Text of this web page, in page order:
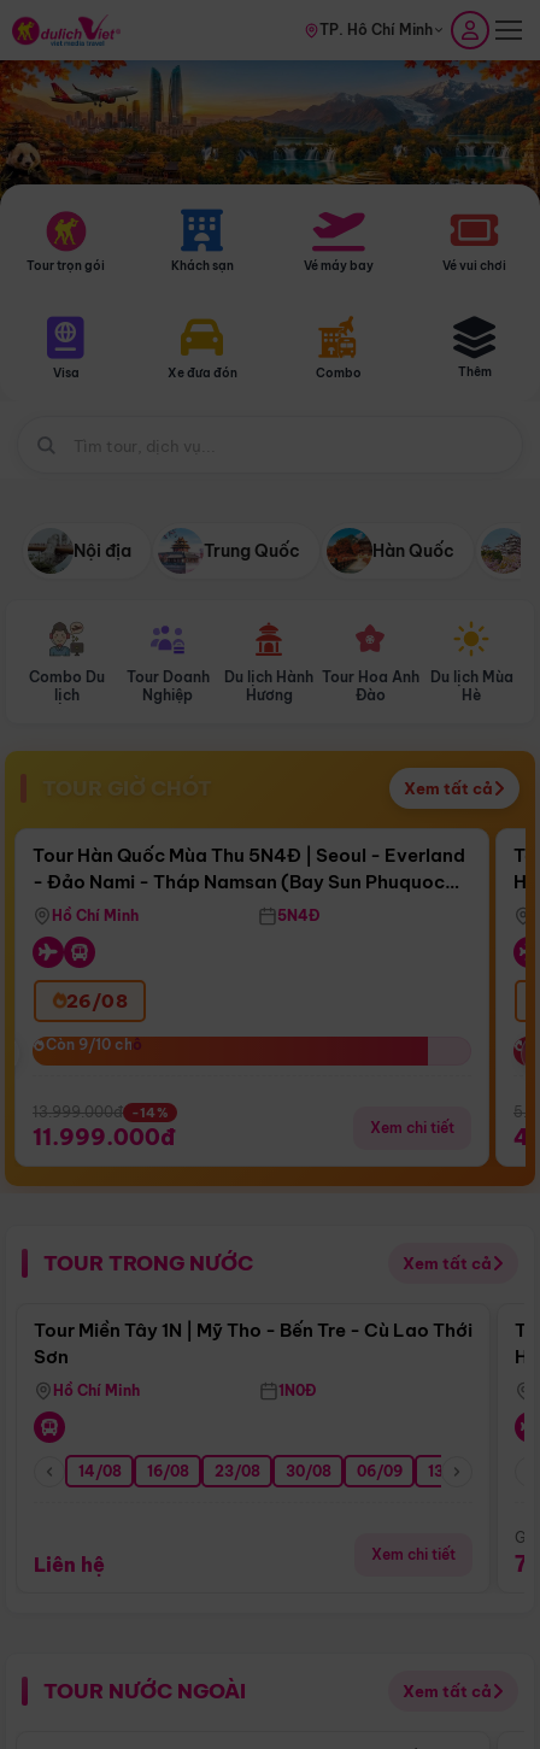
TP. Hồ Chí Minh
Tour trọn gói Khách sạn Vé máy bay Vé vui chơi
Visa Xe đưa đón Combo Thêm
Nội địa Trung Quốc Hàn Quốc
Combo Du
lịch
Tour Doanh
Nghiệp
Du lịch Hành
Hương
Tour Hoa Anh
Đào
Du lịch Mùa
Hè
TOUR GIỜ CHÓT Xem tất cả
Còn17 ngày 00:52:52
Bay Sun Phuquoc Airways
Điểm nổi bật
Tour Hàn Quốc Mùa Thu 5N4Đ | Seoul - Everland
- Đảo Nami - Tháp Namsan (Bay Sun Phuquoc
Airways)
Hồ Chí Minh 5N4Đ
26/08
Còn 9/10 chỗ
Còn 9/10 chỗ
13.999.000đ -14%
11.999.000đ Xem chi tiết
TOUR TRONG NƯỚC Xem tất cả
Điểm nổi bật
Tour Miền Tây 1N | Mỹ Tho - Bến Tre - Cù Lao Thới
Sơn
Hồ Chí Minh 1N0Đ
14/08 16/08 23/08 30/08 06/09 13/09
Liên hệ Xem chi tiết
TOUR NƯỚC NGOÀI Xem tất cả
Điểm nổi bật